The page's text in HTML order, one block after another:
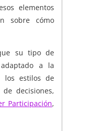
elementos
sobre cómo
su tipo de
a la
los estilos de
decisiones,
Participación,